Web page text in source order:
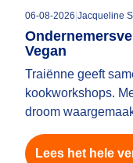
06-08-2026 Jacqueline
Vegan
Traiënne geeft
kookworkshops.
droom
Lees het hele